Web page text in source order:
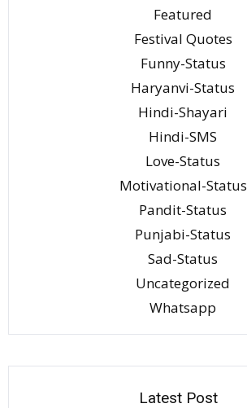
Featured
Festival Quotes
Funny-Status
Haryanvi-Status
Hindi-Shayari
Hindi-SMS
Love-Status
Motivational-Status
Pandit-Status
Punjabi-Status
Sad-Status
Uncategorized
Whatsapp
Latest Post